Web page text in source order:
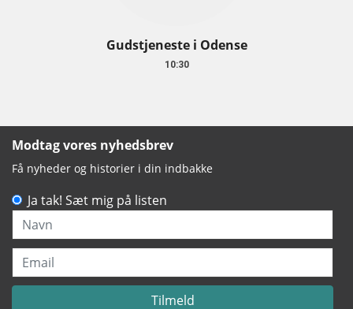
Gudstjeneste i Odense
10:30
Modtag vores nyhedsbrev
Få nyheder og historier i din indbakke
Ja tak! Sæt mig på listen
Navn
Email
Tilmeld